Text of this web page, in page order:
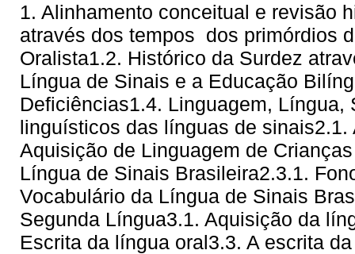
1. Alinhamento conceitual e revisão
através dos tempos  dos primórdios
Oralista1.2. Histórico da Surdez
Língua de Sinais e a Educação
Deficiências1.4. Linguagem,
linguísticos das línguas de
Aquisição de Linguagem de
Língua de Sinais Brasileira2.3.1.
Vocabulário da Língua de Sinais
Segunda Língua3.1. Aquisição da
Escrita da língua oral3.3. A escrita